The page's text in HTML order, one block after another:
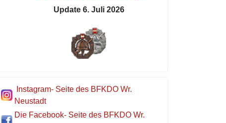
Update 6. Juli 2026
Instagram- Seite des BFKDO Wr.
Neustadt
Die Facebook- Seite des BFKDO Wr.